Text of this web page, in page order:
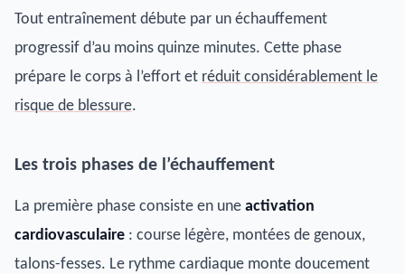
Tout entraînement débute par un échauffement
progressif d’au moins quinze minutes. Cette phase
prépare le corps à l’effort et réduit considérablement le
risque de blessure.
Les trois phases de l’échauffement
La première phase consiste en une activation
cardiovasculaire : course légère, montées de genoux,
talons-fesses. Le rythme cardiaque monte doucement